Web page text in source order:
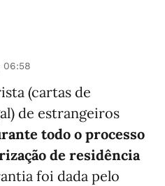
06:58
(cartas de
de estrangeiros
todo o processo
de residência
foi dada pelo